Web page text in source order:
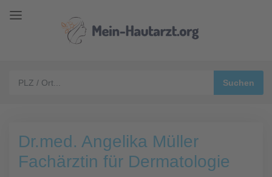
Dr.med. Angelika Müller
Fachärztin für Dermatologie